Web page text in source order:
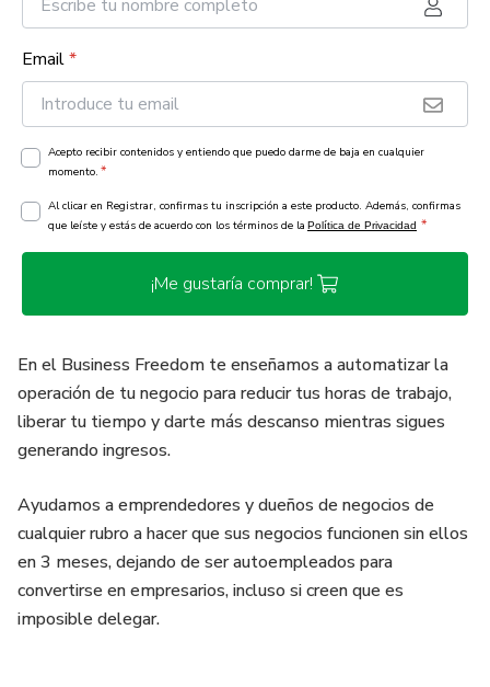
Email*
Acepto recibir contenidos y entiendo que puedo darme de baja en cualquier
momento. *
Al clicar en Registrar, confirmas tu inscripción a este producto. Además, confirmas
que leíste y estás de acuerdo con los términos de la Política de Privacidad *
¡Me gustaría comprar!
En el Business Freedom te enseñamos a automatizar la
operación de tu negocio para reducir tus horas de trabajo,
liberar tu tiempo y darte más descanso mientras sigues
generando ingresos.
Ayudamos a emprendedores y dueños de negocios de
cualquier rubro a hacer que sus negocios funcionen sin ellos
en 3 meses, dejando de ser autoempleados para
convertirse en empresarios, incluso si creen que es
imposible delegar.